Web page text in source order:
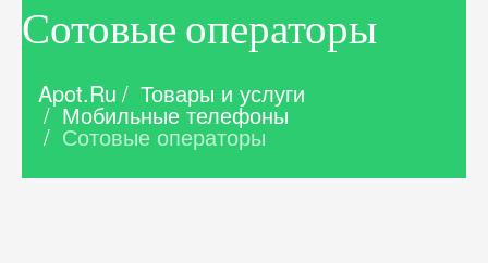
Сотовые операторы
Apot.Ru / Товары и услуги
/ Мобильные телефоны
/ Сотовые операторы